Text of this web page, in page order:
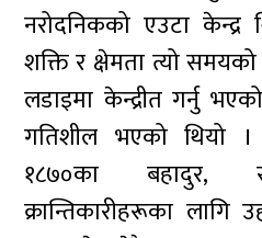
नरोदनिकको एउटा
शक्ति र क्षेमता त्यो
लडाइमा केन्द्रीत गर्नु
गतिशील भएको थियो
१८७०का बहादुर,
क्रान्तिकारीहरूका लागि